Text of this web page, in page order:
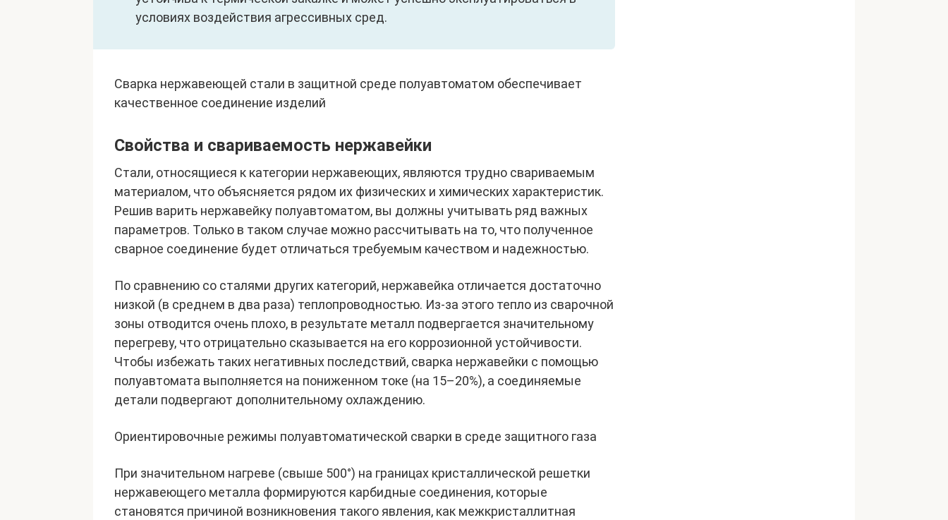
условиях воздействия агрессивных сред.
Сварка нержавеющей стали в защитной среде полуавтоматом обеспечивает
качественное соединение изделий
Свойства и свариваемость нержавейки
Стали, относящиеся к категории нержавеющих, являются трудно свариваемым
материалом, что объясняется рядом их физических и химических характеристик.
Решив варить нержавейку полуавтоматом, вы должны учитывать ряд важных
параметров. Только в таком случае можно рассчитывать на то, что полученное
сварное соединение будет отличаться требуемым качеством и надежностью.
По сравнению со сталями других категорий, нержавейка отличается достаточно
низкой (в среднем в два раза) теплопроводностью. Из-за этого тепло из сварочной
зоны отводится очень плохо, в результате металл подвергается значительному
перегреву, что отрицательно сказывается на его коррозионной устойчивости.
Чтобы избежать таких негативных последствий, сварка нержавейки с помощью
полуавтомата выполняется на пониженном токе (на 15–20%), а соединяемые
детали подвергают дополнительному охлаждению.
Ориентировочные режимы полуавтоматической сварки в среде защитного газа
При значительном нагреве (свыше 500°) на границах кристаллической решетки
нержавеющего металла формируются карбидные соединения, которые
становятся причиной возникновения такого явления, как межкристаллитная